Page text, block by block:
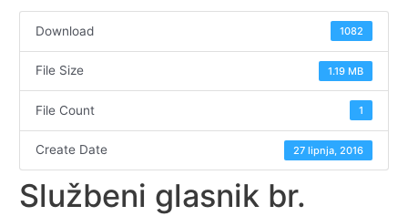
Download 1082
File Size 1.19 MB
File Count 1
Create Date 27 lipnja, 2016
Službeni glasnik br.